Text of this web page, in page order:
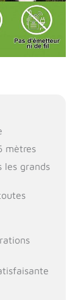
mètres
les grands